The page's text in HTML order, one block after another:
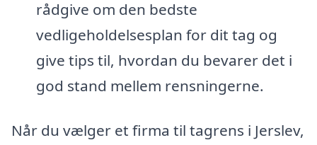
rådgive om den bedste
vedligeholdelsesplan for dit tag og
give tips til, hvordan du bevarer det i
god stand mellem rensningerne.
Når du vælger et firma til tagrens i Jerslev,